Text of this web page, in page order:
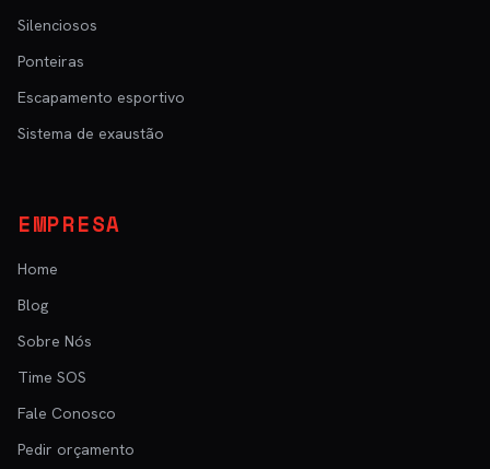
Silenciosos
Ponteiras
Escapamento esportivo
Sistema de exaustão
EMPRESA
Home
Blog
Sobre Nós
Time SOS
Fale Conosco
Pedir orçamento